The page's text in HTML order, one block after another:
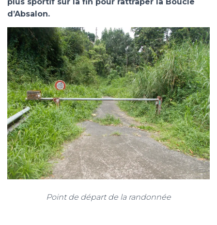
d’Absalon.
Point de départ de la randonnée